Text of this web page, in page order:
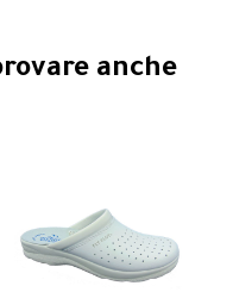
anche